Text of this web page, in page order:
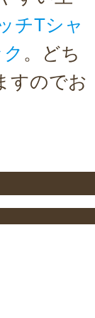
チTシャ
。どち
すのでお